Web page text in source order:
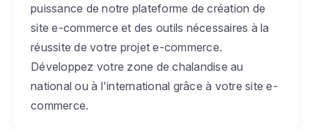
puissance de notre plateforme de création de
site e-commerce et des outils nécessaires à la
réussite de votre projet e-commerce.
Développez votre zone de chalandise au
national ou à l'international grâce à votre site e-
commerce.